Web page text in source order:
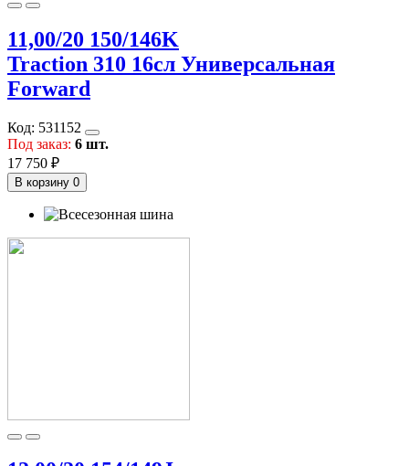
11,00/20 150/146K
Traction 310 16сл Универсальная
Forward
Код: 531152
Под заказ: 6 шт.
17 750 ₽
В корзину 0